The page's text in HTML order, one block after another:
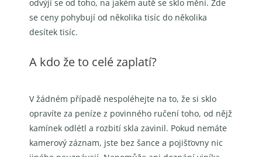
odvýjí se od toho, na jakém autě se sklo mění. Zde
se ceny pohybují od několika tisíc do několika
desítek tisíc.
A kdo že to celé zaplatí?
V žádném případě nespoléhejte na to, že si sklo
opravíte za peníze z povinného ručení toho, od nějž
kamínek odlétl a rozbití skla zavinil. Pokud nemáte
kamerový záznam, jste bez šance a pojišťovny nic